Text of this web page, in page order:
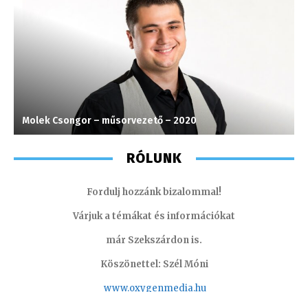
Molek Csongor – műsorvezető – 2020
RÓLUNK
Fordulj hozzánk bizalommal!
Várjuk a témákat és információkat
már Szekszárdon is.
Köszönettel: Szél Móni
www.oxygenmedia.hu